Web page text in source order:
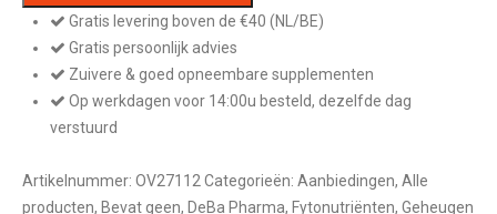
Gratis levering boven de €40 (NL/BE)
Gratis persoonlijk advies
Zuivere & goed opneembare supplementen
Op werkdagen voor 14:00u besteld, dezelfde dag
verstuurd
Artikelnummer: OV27112Categorieën: Aanbiedingen, Alle
producten, Bevat geen, DeBa Pharma, Fytonutriënten, Geheugen